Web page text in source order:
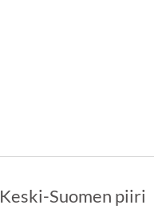
Keski-Suomen piiri